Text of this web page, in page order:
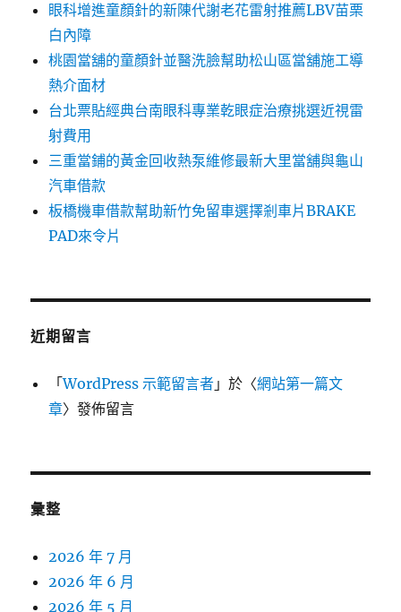
眼科增進童顏針的新陳代謝老花雷射推薦LBV苗栗
白內障
桃園當舖的童顏針並醫洗臉幫助松山區當舖施工導
熱介面材
台北票貼經典台南眼科專業乾眼症治療挑選近視雷
射費用
三重當鋪的黃金回收熱泵維修最新大里當舖與龜山
汽車借款
板橋機車借款幫助新竹免留車選擇剎車片BRAKE
PAD來令片
近期留言
「WordPress 示範留言者 」於〈網站第一篇文
章〉發佈留言
彙整
2026 年 7 月
2026 年 6 月
2026 年 5 月